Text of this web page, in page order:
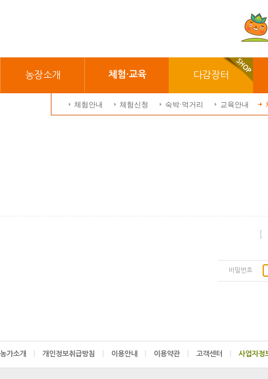
농장소개 체험·교육
체험안내 체험신청 숙박·먹거리 교육안내
다감장터
비밀번호
농가소개 개인정보취급방침 이용안내 이용약관 고객센터